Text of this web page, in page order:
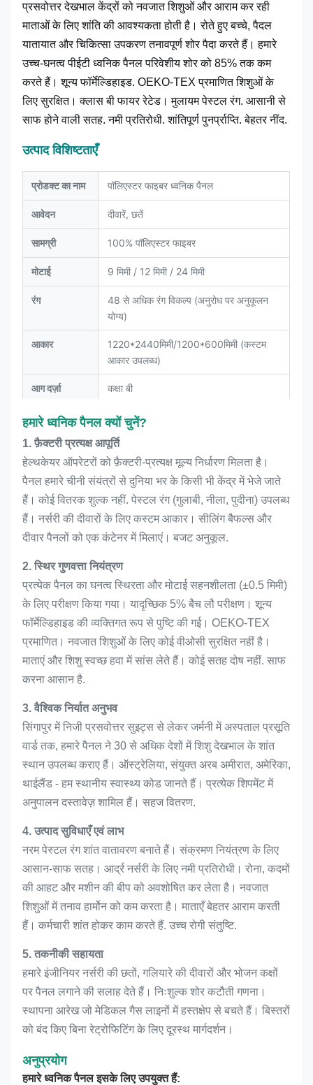
प्रसवोत्तर देखभाल केंद्रों को नवजात शिशुओं और आराम कर रही
माताओं के लिए शांति की आवश्यकता होती है। रोते हुए बच्चे, पैदल
यातायात और चिकित्सा उपकरण तनावपूर्ण शोर पैदा करते हैं। हमारे
उच्च-घनत्व पीईटी ध्वनिक पैनल परिवेशीय शोर को 85% तक कम
करते हैं। शून्य फॉर्मेल्डिहाइड. OEKO-TEX प्रमाणित शिशुओं के
लिए सुरक्षित। क्लास बी फायर रेटेड। मुलायम पेस्टल रंग. आसानी से
साफ होने वाली सतह. नमी प्रतिरोधी. शांतिपूर्ण पुनर्प्राप्ति. बेहतर नींद.
उत्पाद विशिष्टताएँ
प्रोडक्ट का नाम पॉलिएस्टर फाइबर ध्वनिक पैनल
आवेदन दीवारें, छतें
सामग्री 100% पॉलिएस्टर फाइबर
मोटाई 9 मिमी / 12 मिमी / 24 मिमी
रंग
48 से अधिक रंग विकल्प (अनुरोध पर अनुकूलन
योग्य)
आकार
1220*2440मिमी/1200*600मिमी (कस्टम
आकार उपलब्ध)
आग दर्ज़ा कक्षा बी
पर्यावरण के
E1 पर्यावरण मानकों को पूरा करता है, फॉर्मल्डिहाइड
मुक्त, गंधहीन
हमारे ध्वनिक पैनल क्यों चुनें?
1. फ़ैक्टरी प्रत्यक्ष आपूर्ति
हेल्थकेयर ऑपरेटरों को फ़ैक्टरी-प्रत्यक्ष मूल्य निर्धारण मिलता है।
पैनल हमारे चीनी संयंत्रों से दुनिया भर के किसी भी केंद्र में भेजे जाते
हैं। कोई वितरक शुल्क नहीं. पेस्टल रंग (गुलाबी, नीला, पुदीना) उपलब्ध
हैं। नर्सरी की दीवारों के लिए कस्टम आकार। सीलिंग बैफल्स और
दीवार पैनलों को एक कंटेनर में मिलाएं। बजट अनुकूल.
2. स्थिर गुणवत्ता नियंत्रण
प्रत्येक पैनल का घनत्व स्थिरता और मोटाई सहनशीलता (±0.5 मिमी)
के लिए परीक्षण किया गया। यादृच्छिक 5% बैच लौ परीक्षण। शून्य
फॉर्मेल्डिहाइड की व्यक्तिगत रूप से पुष्टि की गई। OEKO-TEX
प्रमाणित। नवजात शिशुओं के लिए कोई वीओसी सुरक्षित नहीं है।
माताएं और शिशु स्वच्छ हवा में सांस लेते हैं। कोई सतह दोष नहीं. साफ
करना आसान है.
3. वैश्विक निर्यात अनुभव
सिंगापुर में निजी प्रसवोत्तर सुइट्स से लेकर जर्मनी में अस्पताल प्रसूति
वार्ड तक, हमारे पैनल ने 30 से अधिक देशों में शिशु देखभाल के शांत
स्थान उपलब्ध कराए हैं। ऑस्ट्रेलिया, संयुक्त अरब अमीरात, अमेरिका,
थाईलैंड - हम स्थानीय स्वास्थ्य कोड जानते हैं। प्रत्येक शिपमेंट में
अनुपालन दस्तावेज़ शामिल हैं। सहज वितरण.
4. उत्पाद सुविधाएँ एवं लाभ
नरम पेस्टल रंग शांत वातावरण बनाते हैं। संक्रमण नियंत्रण के लिए
आसान-साफ सतह। आर्द्र नर्सरी के लिए नमी प्रतिरोधी। रोना, कदमों
की आहट और मशीन की बीप को अवशोषित कर लेता है। नवजात
शिशुओं में तनाव हार्मोन को कम करता है। माताएँ बेहतर आराम करती
हैं। कर्मचारी शांत होकर काम करते हैं. उच्च रोगी संतुष्टि.
5. तकनीकी सहायता
हमारे इंजीनियर नर्सरी की छतों, गलियारे की दीवारों और भोजन कक्षों
पर पैनल लगाने की सलाह देते हैं। निःशुल्क शोर कटौती गणना।
स्थापना आरेख जो मेडिकल गैस लाइनों में हस्तक्षेप से बचते हैं। बिस्तरों
को बंद किए बिना रेट्रोफिटिंग के लिए दूरस्थ मार्गदर्शन।
अनुप्रयोग
हमारे ध्वनिक पैनल इसके लिए उपयुक्त हैं: